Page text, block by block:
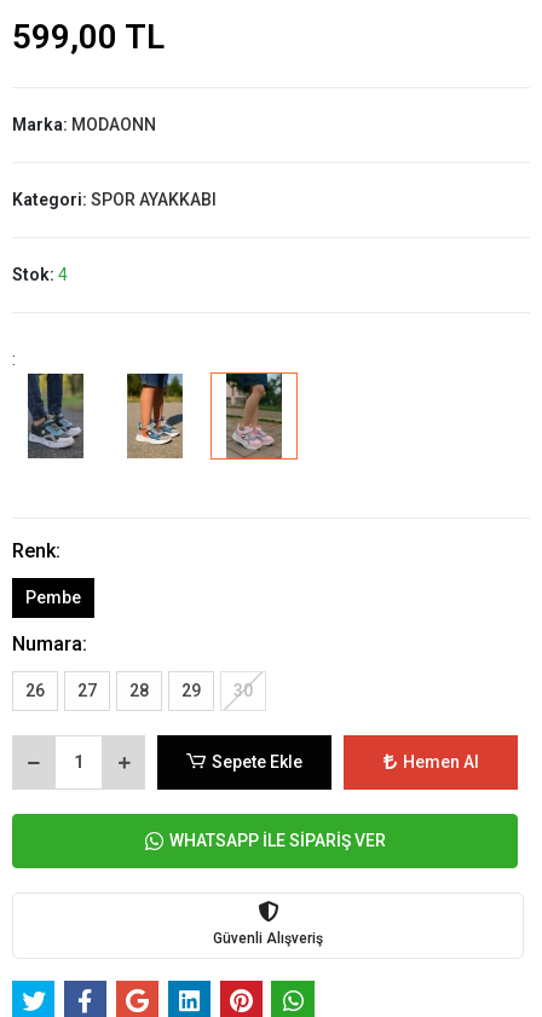
599,00 TL
Marka: MODAONN
Kategori: SPOR AYAKKABI
Stok: 4
:
Renk:
Pembe
Numara:
26 27 28 29 30
Sepete Ekle Hemen Al
WHATSAPP İLE SİPARİŞ VER
Güvenli Alışveriş